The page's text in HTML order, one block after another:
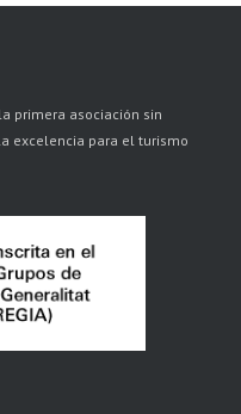
primera asociación sin
excelencia para el turismo